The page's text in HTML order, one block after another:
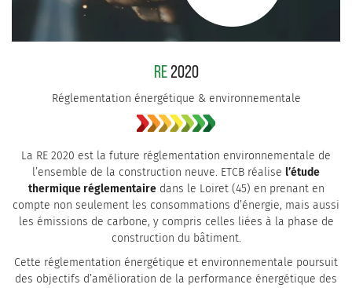
RE2020
Réglementation énergétique & environnementale
La RE 2020 est la future réglementation environnementale de
l’ensemble de la construction neuve. ETCB réalise l’étude
thermique réglementairedans le Loiret (45) en prenant en
compte non seulement les consommations d’énergie, mais aussi
les émissions de carbone, y compris celles liées à la phase de
construction du bâtiment.
Cette réglementation énergétique et environnementale poursuit
des objectifs d’amélioration de la performance énergétique des